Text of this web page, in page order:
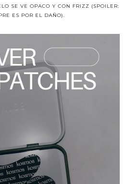
SE VE OPACO Y CON FRIZZ (SPOILER:
ES POR EL DAÑO).